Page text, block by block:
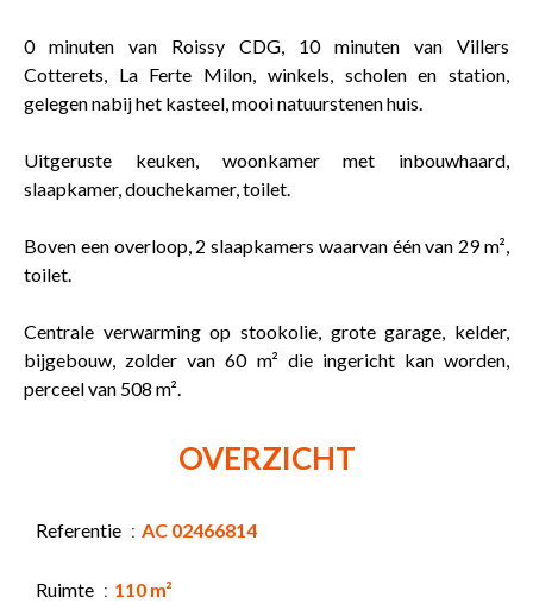
0 minuten van Roissy CDG, 10 minuten van Villers
Cotterets, La Ferte Milon, winkels, scholen en station,
gelegen nabij het kasteel, mooi natuurstenen huis.
Uitgeruste keuken, woonkamer met inbouwhaard,
slaapkamer, douchekamer, toilet.
Boven een overloop, 2 slaapkamers waarvan één van 29 m²,
toilet.
Centrale verwarming op stookolie, grote garage, kelder,
bijgebouw, zolder van 60 m² die ingericht kan worden,
perceel van 508 m².
OVERZICHT
Referentie AC 02466814
Ruimte 110 m²